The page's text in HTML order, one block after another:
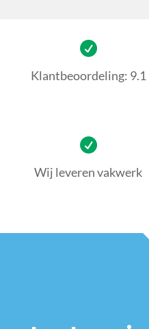
Klantbeoordeling: 9.1
Wij leveren vakwerk